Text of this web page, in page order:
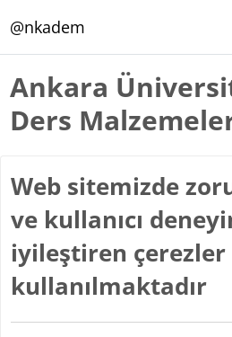
@nkadem
Ankara
Ders
Web sitemizde
ve kullanıcı
iyileştiren çerezler
kullanılmaktadır